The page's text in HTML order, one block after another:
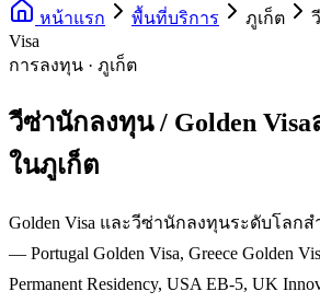
หน้าแรก พื้นที่บริการ ภูเก็ต
Visa
การลงทุน · ภูเก็ต
วีซ่านักลงทุน / Golden
ในภูเก็ต
Golden Visa และวีซ่านักลงทุนระดับโลก
— Portugal Golden Visa, Greece Golden
Permanent Residency, USA EB-5, UK